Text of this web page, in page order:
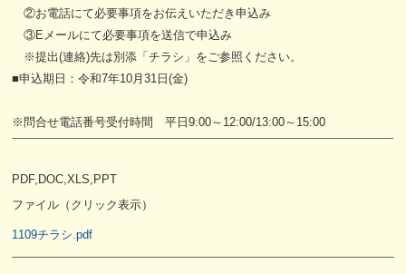
②お電話にて必要事項をお伝えいただき申込み
③Eメールにて必要事項を送信で申込み
※提出(連絡)先は別添「チラシ」をご参照ください。
■申込期日：令和7年10月31日(金)
※問合せ電話番号受付時間 平日9:00～12:00/13:00～15:00
PDF,DOC,XLS,PPT
ファイル（クリック表示）
1109チラシ.pdf